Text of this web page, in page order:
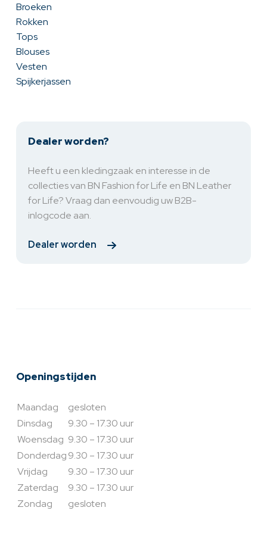
Broeken
Rokken
Tops
Blouses
Vesten
Spijkerjassen
Dealer worden?
Heeft u een kledingzaak en interesse in de
collecties van BN Fashion for Life en BN Leather
for Life? Vraag dan eenvoudig uw B2B-
inlogcode aan.
Dealer worden
Openingstijden
Maandag
gesloten
Dinsdag
9.30 – 17.30 uur
Woensdag 9.30 – 17.30 uur
Donderdag9.30 – 17.30 uur
Vrijdag
9.30 – 17.30 uur
Zaterdag
9.30 – 17.30 uur
Zondag
gesloten